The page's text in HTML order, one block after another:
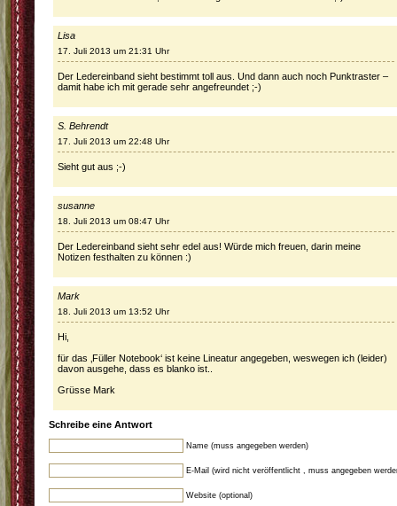
Lisa
17. Juli 2013 um 21:31 Uhr
Der Ledereinband sieht bestimmt toll aus. Und dann auch noch Punktraster –
damit habe ich mit gerade sehr angefreundet ;-)
S. Behrendt
17. Juli 2013 um 22:48 Uhr
Sieht gut aus ;-)
susanne
18. Juli 2013 um 08:47 Uhr
Der Ledereinband sieht sehr edel aus! Würde mich freuen, darin meine
Notizen festhalten zu können :)
Mark
18. Juli 2013 um 13:52 Uhr
Hi,
für das ‚Füller Notebook‘ ist keine Lineatur angegeben, weswegen ich (leider)
davon ausgehe, dass es blanko ist..
Grüsse Mark
Schreibe eine Antwort
Name (muss angegeben werden)
E-Mail (wird nicht veröffentlicht , muss angegeben
Website (optional)